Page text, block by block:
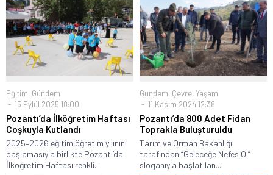
Eğitim, Gündem
15 Eylül 2025 18:00
Pozantı’da İlköğretim Haftası
Coşkuyla Kutlandı
2025–2026 eğitim öğretim yılının
başlamasıyla birlikte Pozantı’da
İlköğretim Haftası renkli...
Gündem, Çevre, Yaşam
11 Kasım 2024 12:38
Pozantı’da 800 Adet Fidan
Toprakla Buluşturuldu
Tarım ve Orman Bakanlığı
tarafından “Geleceğe Nefes Ol”
sloganıyla başlatılan...